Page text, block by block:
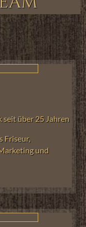
über 25 Jahren
Friseur,
und